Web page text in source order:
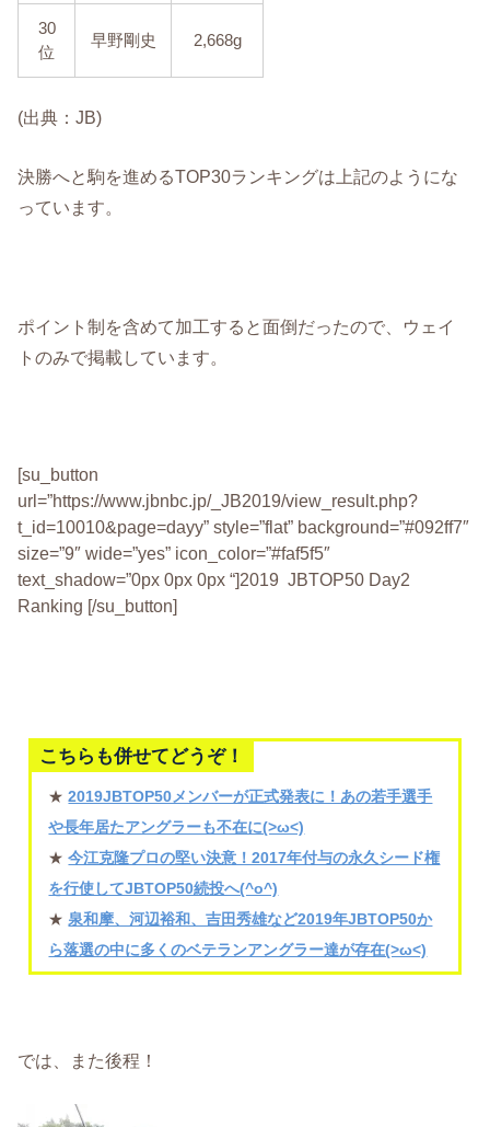
30
位
早野剛史 2,668g
(出典：JB)
決勝へと駒を進めるTOP30ランキングは上記のようにな
っています。
ポイント制を含めて加工すると面倒だったので、ウェイ
トのみで掲載しています。
[su_button
url=”https://www.jbnbc.jp/_JB2019/view_result.php?
t_id=10010&page=dayy” style=”flat” background=”#092ff7″
size=”9″ wide=”yes” icon_color=”#faf5f5″
text_shadow=”0px 0px 0px “]2019 JBTOP50 Day2
Ranking [/su_button]
こちらも併せてどうぞ！
★2019JBTOP50メンバーが正式発表に！あの若手選手
や長年居たアングラーも不在に(>ω<)
★今江克隆プロの堅い決意！2017年付与の永久シード権
を行使してJBTOP50続投へ(^o^)
★ 泉和摩、河辺裕和、吉田秀雄など2019年JBTOP50か
ら落選の中に多くのベテランアングラー達が存在(>ω<)
では、また後程！